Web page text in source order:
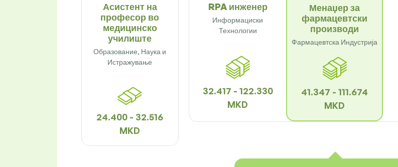
Асистент на
професор во
медицинско
училиште
Образование, Наука и
Истражување
24.400 - 32.516
MKD
RPA инженер
Информациски
Технологии
32.417 - 122.330
MKD
Менаџер за
фармацевтски
производи
Фармацевтска Индустрија
41.347 - 111.674
MKD